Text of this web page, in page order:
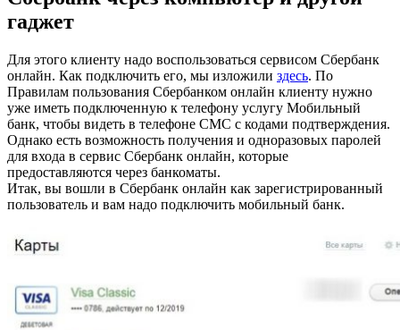
гаджет
Для этого клиенту надо воспользоваться сервисом Сбербанк
онлайн. Как подключить его, мы изложили здесь. По
Правилам пользования Сбербанком онлайн клиенту нужно
уже иметь подключенную к телефону услугу Мобильный
банк, чтобы видеть в телефоне СМС с кодами подтверждения.
Однако есть возможность получения и одноразовых паролей
для входа в сервис Сбербанк онлайн, которые
предоставляются через банкоматы.
Итак, вы вошли в Сбербанк онлайн как зарегистрированный
пользователь и вам надо подключить мобильный банк.